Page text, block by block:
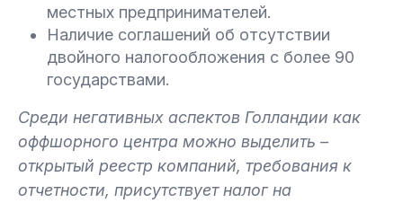
местных предпринимателей.
Наличие соглашений об отсутствии
двойного налогообложения с более 90
государствами.
Среди негативных аспектов Голландии как
оффшорного центра можно выделить –
открытый реестр компаний, требования к
отчетности, присутствует налог на